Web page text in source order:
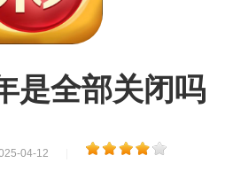
是全部关闭吗
04-12